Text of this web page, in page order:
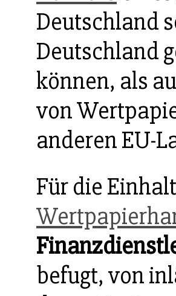
Deutschland
Deutschland
können, als
von
anderen EU-
Für die
befugt, von